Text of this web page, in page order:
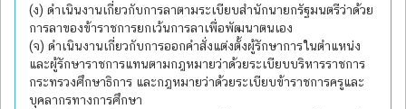
(ง) ดำเนินงานเกี่ยวกับการลาตามระเบียบสำนักนายกรัฐมนตรีว่าด้วย
การลาของข้าราชการยกเว้นการลาเพื่อพัฒนาตนเอง
(จ) ดำเนินงานเกี่ยวกับการออกคำสั่งแต่งตั้งผู้รักษาการในตำแหน่ง
และผู้รักษาราชการแทนตามกฎหมายว่าด้วยระเบียบบริหารราชการ
กระทรวงศึกษาธิการ และกฎหมายว่าด้วยระเบียบข้าราชการครูและ
บุคลากรทางการศึกษา